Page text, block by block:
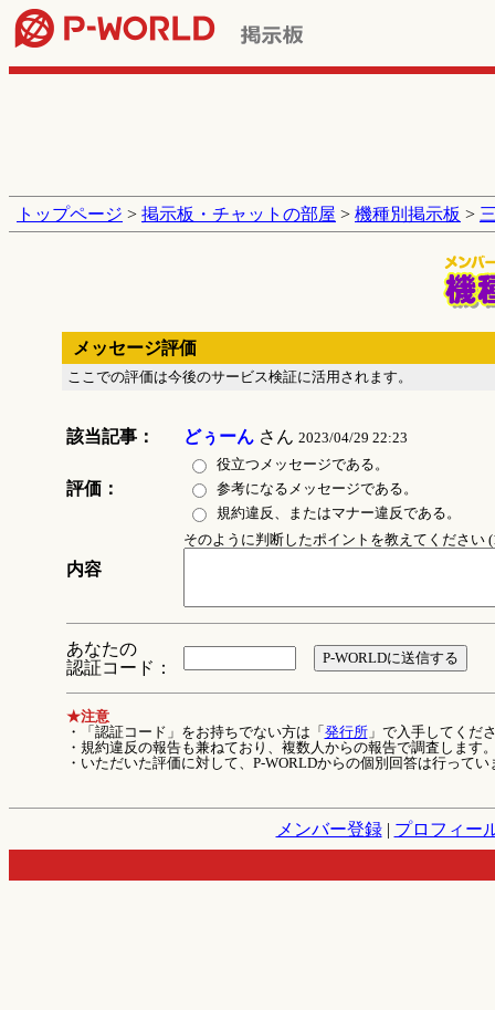
トップページ > 掲示板・チャットの部屋 > 機種別掲示板 >
メッセージ評価
ここでの評価は今後のサービス検証に活用されます。
該当記事： どぅーんさん 2023/04/29 22:23
評価：
役立つメッセージである。
参考になるメッセージである。
規約違反、またはマナー違反である。
内容
そのように判断したポイントを教えてください
あなたの
認証コード：
★注意
・「認証コード」をお持ちでない方は「 発行所」で入手してくだ
・規約違反の報告も兼ねており、複数人からの報告で調査します
・いただいた評価に対して、P-WORLDからの個別回答は行ってい
メンバー登録| プロフィー